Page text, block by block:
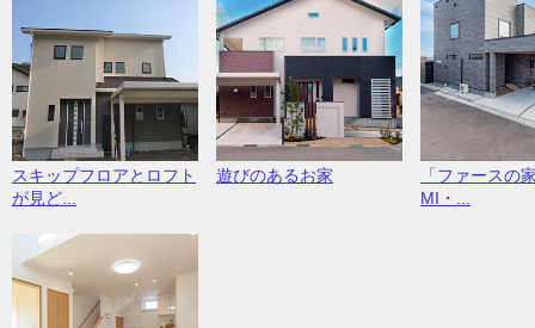
スキップフロアとロフト
が見ど...
遊びのあるお家
「ファースの
MI・...